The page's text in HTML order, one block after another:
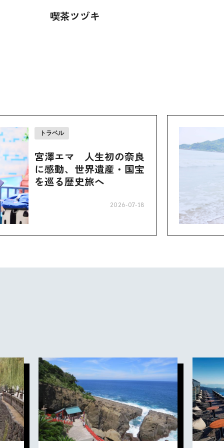
喫茶ツヅキ
トラベル
宮澤エマ 人生初の奈良
に感動、世界遺産・国宝
を巡る歴史旅へ
2026-07-18